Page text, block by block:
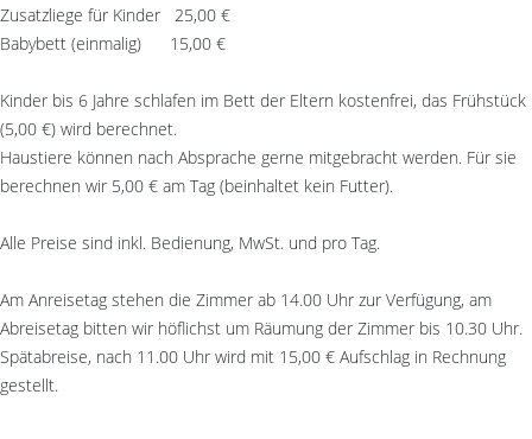
Zusatzliege für Kinder 25,00 €
Babybett (einmalig) 15,00 €
Kinder bis 6 Jahre schlafen im Bett der Eltern kostenfrei, das Frühstück
(5,00 €) wird berechnet.
Haustiere können nach Absprache gerne mitgebracht werden. Für sie
berechnen wir 5,00 € am Tag (beinhaltet kein Futter).
Alle Preise sind inkl. Bedienung, MwSt. und pro Tag.
Am Anreisetag stehen die Zimmer ab 14.00 Uhr zur Verfügung, am
Abreisetag bitten wir höflichst um Räumung der Zimmer bis 10.30 Uhr.
Spätabreise, nach 11.00 Uhr wird mit 15,00 € Aufschlag in Rechnung
gestellt.